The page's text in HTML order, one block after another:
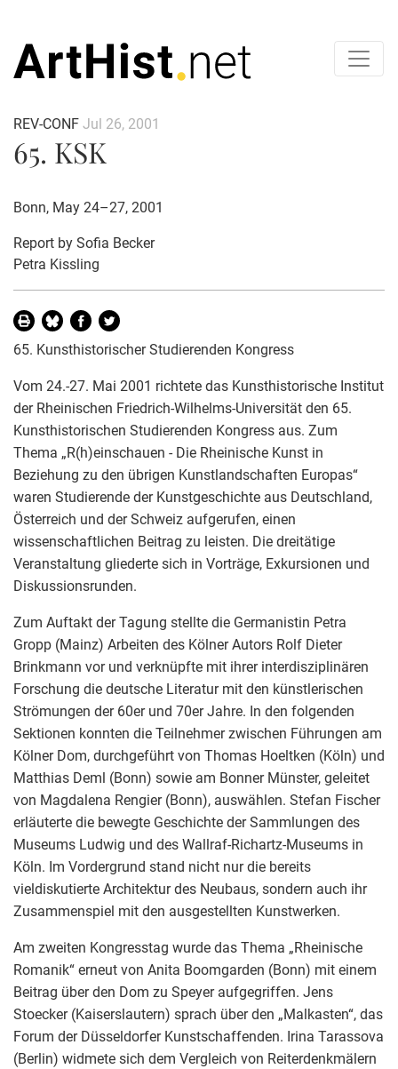
REV-CONF Jul 26, 2001
65. KSK
Bonn, May 24–27, 2001
Report by Sofia Becker
Petra Kissling
65. Kunsthistorischer Studierenden Kongress
Vom 24.-27. Mai 2001 richtete das Kunsthistorische Institut
der Rheinischen Friedrich-Wilhelms-Universität den 65.
Kunsthistorischen Studierenden Kongress aus. Zum
Thema „R(h)einschauen - Die Rheinische Kunst in
Beziehung zu den übrigen Kunstlandschaften Europas“
waren Studierende der Kunstgeschichte aus Deutschland,
Österreich und der Schweiz aufgerufen, einen
wissenschaftlichen Beitrag zu leisten. Die dreitätige
Veranstaltung gliederte sich in Vorträge, Exkursionen und
Diskussionsrunden.
Zum Auftakt der Tagung stellte die Germanistin Petra
Gropp (Mainz) Arbeiten des Kölner Autors Rolf Dieter
Brinkmann vor und verknüpfte mit ihrer interdisziplinären
Forschung die deutsche Literatur mit den künstlerischen
Strömungen der 60er und 70er Jahre. In den folgenden
Sektionen konnten die Teilnehmer zwischen Führungen am
Kölner Dom, durchgeführt von Thomas Hoeltken (Köln) und
Matthias Deml (Bonn) sowie am Bonner Münster, geleitet
von Magdalena Rengier (Bonn), auswählen. Stefan Fischer
erläuterte die bewegte Geschichte der Sammlungen des
Museums Ludwig und des Wallraf-Richartz-Museums in
Köln. Im Vordergrund stand nicht nur die bereits
vieldiskutierte Architektur des Neubaus, sondern auch ihr
Zusammenspiel mit den ausgestellten Kunstwerken.
Am zweiten Kongresstag wurde das Thema „Rheinische
Romanik“ erneut von Anita Boomgarden (Bonn) mit einem
Beitrag über den Dom zu Speyer aufgegriffen. Jens
Stoecker (Kaiserslautern) sprach über den „Malkasten“, das
Forum der Düsseldorfer Kunstschaffenden. Irina Tarassova
(Berlin) widmete sich dem Vergleich von Reiterdenkmälern